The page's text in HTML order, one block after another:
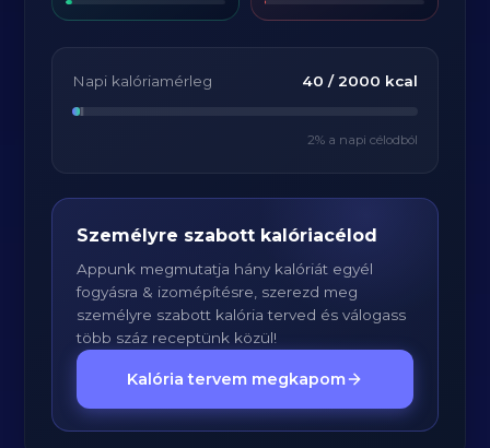
Napi kalóriamérleg 40 / 2000 kcal
2% a napi célodból
Személyre szabott kalóriacélod
Appunk megmutatja hány kalóriát egyél
fogyásra & izomépítésre, szerezd meg
személyre szabott kalória terved és válogass
több száz receptünk közül!
Kalória tervem megkapom